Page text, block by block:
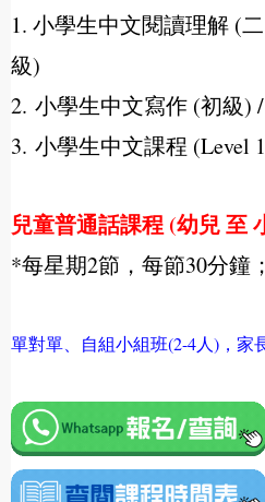
1. 小學生中文閱讀理解 (
級)
2. 小學生中文寫作 (初級)
3. 小學生中文課程 (Level
兒童普通話課程 (幼兒 至
*每星期2節，每節30分鐘
單對單 、自組小組班(2-4人)，家